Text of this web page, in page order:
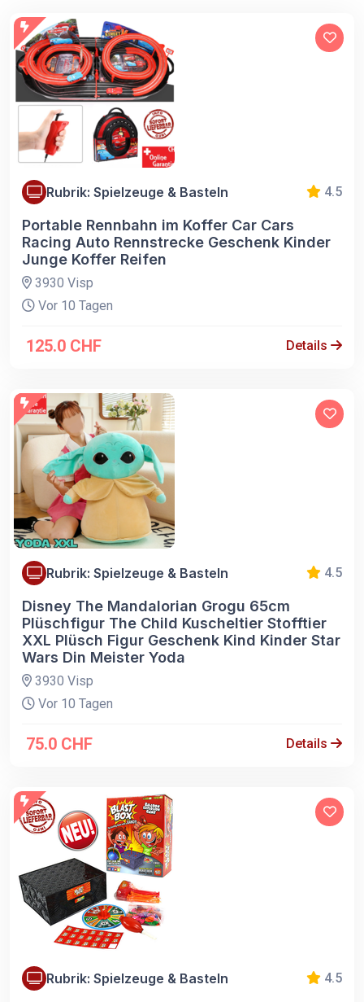
Rubrik: Spielzeuge & Basteln 4.5
Portable Rennbahn im Koffer Car Cars
Racing Auto Rennstrecke Geschenk Kinder
Junge Koffer Reifen
3930 Visp
Vor 10 Tagen
125.0 CHF Details
Rubrik: Spielzeuge & Basteln 4.5
Disney The Mandalorian Grogu 65cm
Plüschfigur The Child Kuscheltier Stofftier
XXL Plüsch Figur Geschenk Kind Kinder Star
Wars Din Meister Yoda
3930 Visp
Vor 10 Tagen
75.0 CHF Details
Rubrik: Spielzeuge & Basteln 4.5